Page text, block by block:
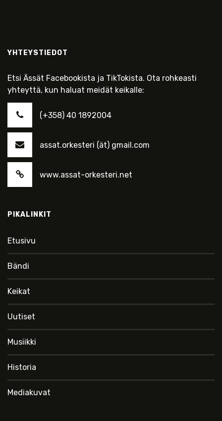
YHTEYSTIEDOT
Etsi Ässät Facebookista ja TikTokista. Ota rohkeasti
yhteyttä, kun haluat meidät keikalle:
(+358) 40 1892004
assat.orkesteri (ät) gmail.com
www.assat-orkesteri.net
PIKALINKIT
Etusivu
Bändi
Keikat
Uutiset
Musiikki
Historia
Mediakuvat